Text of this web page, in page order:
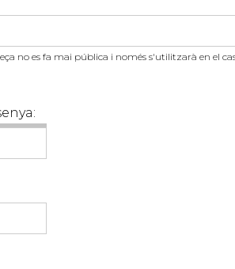
no es fa mai pública i només s'utilitzarà en el